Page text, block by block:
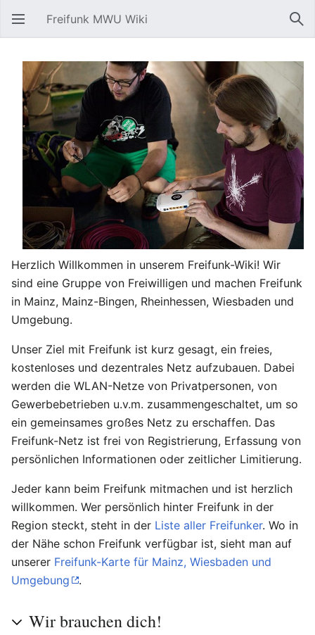
Hauptmenü öffnen Freifunk MWU Wiki
Herzlich Willkommen in unserem Freifunk-Wiki! Wir
sind eine Gruppe von Freiwilligen und machen Freifunk
in Mainz, Mainz-Bingen, Rheinhessen, Wiesbaden und
Umgebung.
Unser Ziel mit Freifunk ist kurz gesagt, ein freies,
kostenloses und dezentrales Netz aufzubauen. Dabei
werden die WLAN-Netze von Privatpersonen, von
Gewerbebetrieben u.v.m. zusammengeschaltet, um so
ein gemeinsames großes Netz zu erschaffen. Das
Freifunk-Netz ist frei von Registrierung, Erfassung von
persönlichen Informationen oder zeitlicher Limitierung.
Jeder kann beim Freifunk mitmachen und ist herzlich
willkommen. Wer persönlich hinter Freifunk in der
Region steckt, steht in der Liste aller Freifunker. Wo in
der Nähe schon Freifunk verfügbar ist, sieht man auf
unserer Freifunk-Karte für Mainz, Wiesbaden und
Umgebung
.
Wir brauchen dich!